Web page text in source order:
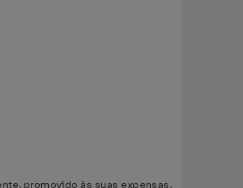
promovido às suas expensas,